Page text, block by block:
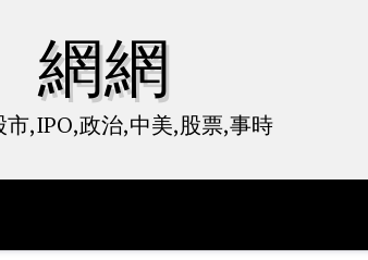
網網
市,IPO,政治,中美,股票,事時